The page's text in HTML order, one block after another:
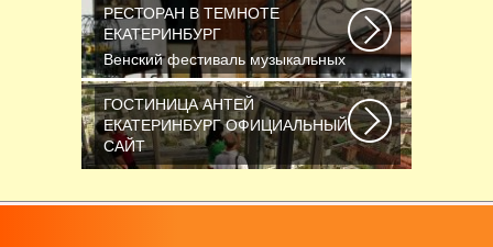
Мест Гостей...
РЕСТОРАН В ТЕМНОТЕ
ЕКАТЕРИНБУРГ
Венский фестиваль музыкальных
фильмов завершился также, как и
начинался...
ГОСТИНИЦА АНТЕЙ
ЕКАТЕРИНБУРГ ОФИЦИАЛЬНЫЙ
САЙТ
Новосибирск считается третьим